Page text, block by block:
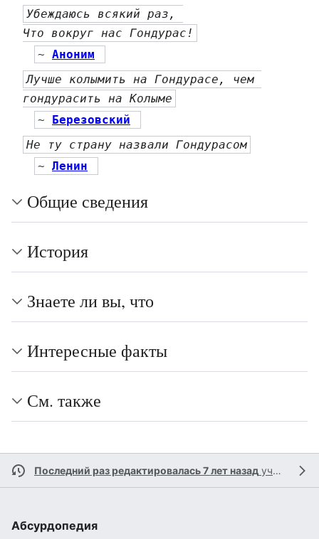
Убеждаюсь всякий раз,
Что вокруг нас Гондурас!
~ Аноним
Лучше колымить на Гондурасе, чем
гондурасить на Колыме
~ Березовский
Не ту страну назвали Гондурасом
~ Ленин
Общие сведения
История
Знаете ли вы, что
Интересные факты
См. также
Последний раз редактировалась 7 лет назад участником
Абсурдопедия